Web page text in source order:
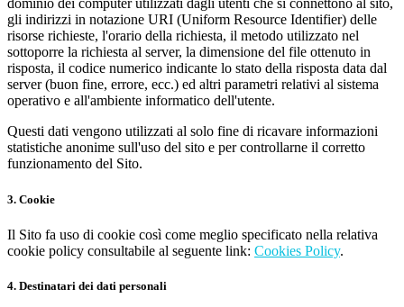
dominio dei computer utilizzati dagli utenti che si connettono al sito,
gli indirizzi in notazione URI (Uniform Resource Identifier) delle
risorse richieste, l'orario della richiesta, il metodo utilizzato nel
sottoporre la richiesta al server, la dimensione del file ottenuto in
risposta, il codice numerico indicante lo stato della risposta data dal
server (buon fine, errore, ecc.) ed altri parametri relativi al sistema
operativo e all'ambiente informatico dell'utente.
Questi dati vengono utilizzati al solo fine di ricavare informazioni
statistiche anonime sull'uso del sito e per controllarne il corretto
funzionamento del Sito.
3. Cookie
Il Sito fa uso di cookie così come meglio specificato nella relativa
cookie policy consultabile al seguente link: Cookies Policy.
4. Destinatari dei dati personali